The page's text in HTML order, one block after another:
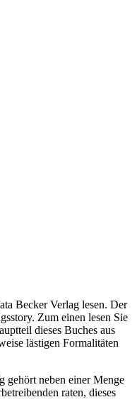
Becker Verlag lesen. Der
Zum einen lesen Sie
dieses Buches aus
lästigen Formalitäten
gehört neben einer Menge
raten, dieses